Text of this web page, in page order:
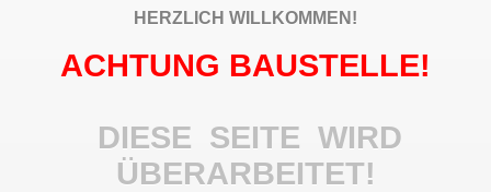
HERZLICH WILLKOMMEN!
ACHTUNG BAUSTELLE!
DIESE SEITE WIRD
ÜBERARBEITET!